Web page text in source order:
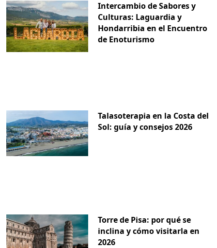
Intercambio de Sabores y
Culturas: Laguardia y
Hondarribia en el Encuentro
de Enoturismo
Talasoterapia en la Costa del
Sol: guía y consejos 2026
Torre de Pisa: por qué se
inclina y cómo visitarla en
2026